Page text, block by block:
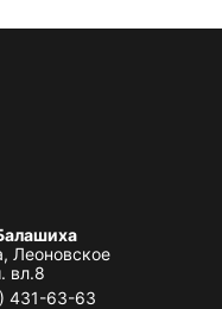
Леоновское
вл.8
431-63-63